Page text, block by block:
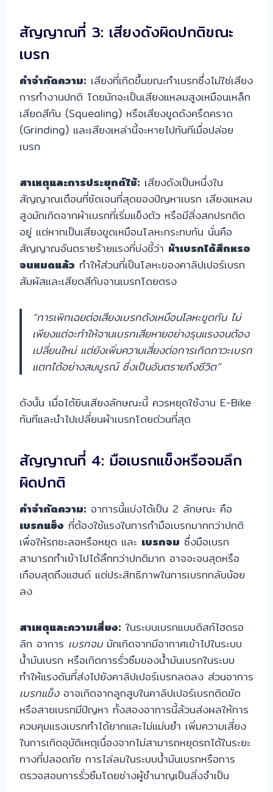
สัญญาณที่ 3: เสียงดังผิดปกติขณะ
เบรก
คำจำกัดความ: เสียงที่เกิดขึ้นขณะกำเบรกซึ่งไม่ใช่เสียง
การทำงานปกติ โดยมักจะเป็นเสียงแหลมสูงเหมือนเหล็ก
เสียดสีกัน (Squealing) หรือเสียงขูดดังครืดคราด
(Grinding) และเสียงเหล่านี้จะหายไปทันทีเมื่อปล่อย
เบรก
สาเหตุและการประยุกต์ใช้: เสียงดังเป็นหนึ่งใน
สัญญาณเตือนที่ชัดเจนที่สุดของปัญหาเบรก เสียงแหลม
สูงมักเกิดจากผ้าเบรกที่เริ่มแข็งตัว หรือมีสิ่งสกปรกติด
อยู่ แต่หากเป็นเสียงขูดเหมือนโลหะกระทบกัน นั่นคือ
สัญญาณอันตรายร้ายแรงที่บ่งชี้ว่า ผ้าเบรกได้สึกหรอ
จนหมดแล้ว ทำให้ส่วนที่เป็นโลหะของคาลิปเปอร์เบรก
สัมผัสและเสียดสีกับจานเบรกโดยตรง
“การเพิกเฉยต่อเสียงเบรกดังเหมือนโลหะขูดกัน ไม่
เพียงแต่จะทำให้จานเบรกเสียหายอย่างรุนแรงจนต้อง
เปลี่ยนใหม่ แต่ยังเพิ่มความเสี่ยงต่อการเกิดภาวะเบรก
แตกได้อย่างสมบูรณ์ ซึ่งเป็นอันตรายถึงชีวิต”
ดังนั้น เมื่อได้ยินเสียงลักษณะนี้ ควรหยุดใช้งาน E-Bike
ทันทีและนำไปเปลี่ยนผ้าเบรกโดยด่วนที่สุด
สัญญาณที่ 4: มือเบรกแข็งหรือจมลึก
ผิดปกติ
คำจำกัดความ: อาการนี้แบ่งได้เป็น 2 ลักษณะ คือ
เบรกแข็ง ที่ต้องใช้แรงในการกำมือเบรกมากกว่าปกติ
เพื่อให้รถชะลอหรือหยุด และ เบรกจม ซึ่งมือเบรก
สามารถกำเข้าไปได้ลึกกว่าปกติมาก อาจจะจนสุดหรือ
เกือบสุดถึงแฮนด์ แต่ประสิทธิภาพในการเบรกกลับน้อย
ลง
สาเหตุและความเสี่ยง: ในระบบเบรกแบบดิสก์ไฮดรอ
ลิก อาการ เบรกจมมักเกิดจากมีอากาศเข้าไปในระบบ
น้ำมันเบรก หรือเกิดการรั่วซึมของน้ำมันเบรกในระบบ
ทำให้แรงดันที่ส่งไปยังคาลิปเปอร์เบรกลดลง ส่วนอาการ
เบรกแข็งอาจเกิดจากลูกสูบในคาลิปเปอร์เบรกติดขัด
หรือสายเบรกมีปัญหา ทั้งสองอาการนี้ล้วนส่งผลให้การ
ควบคุมแรงเบรกทำได้ยากและไม่แม่นยำ เพิ่มความเสี่ยง
ในการเกิดอุบัติเหตุเนื่องจากไม่สามารถหยุดรถได้ในระยะ
ทางที่ปลอดภัย การไล่ลมในระบบน้ำมันเบรกหรือการ
ตรวจสอบการรั่วซึมโดยช่างผู้ชำนาญเป็นสิ่งจำเป็น